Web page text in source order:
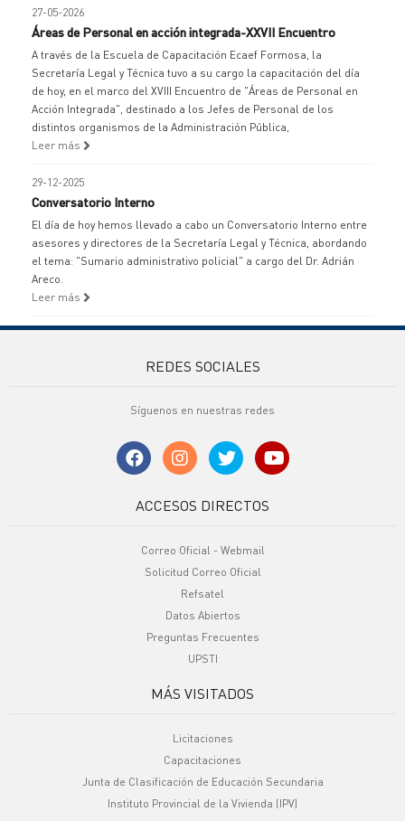
27-05-2026
Áreas de Personal en acción integrada-XXVII Encuentro
A través de la Escuela de Capacitación Ecaef Formosa, la
Secretaría Legal y Técnica tuvo a su cargo la capacitación del día
de hoy, en el marco del XVIII Encuentro de "Áreas de Personal en
Acción Integrada", destinado a los Jefes de Personal de los
distintos organismos de la Administración Pública,
Leer más
29-12-2025
Conversatorio Interno
El día de hoy hemos llevado a cabo un Conversatorio Interno entre
asesores y directores de la Secretaría Legal y Técnica, abordando
el tema: "Sumario administrativo policial" a cargo del Dr. Adrián
Areco.
Leer más
REDES SOCIALES
Síguenos en nuestras redes
ACCESOS DIRECTOS
Correo Oficial - Webmail
Solicitud Correo Oficial
Refsatel
Datos Abiertos
Preguntas Frecuentes
UPSTI
MÁS VISITADOS
Licitaciones
Capacitaciones
Junta de Clasificación de Educación Secundaria
Instituto Provincial de la Vivienda (IPV)